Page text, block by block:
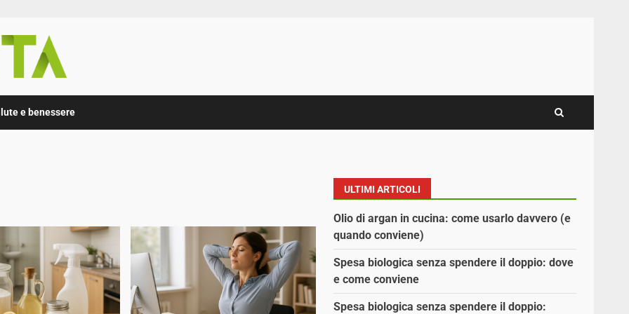
e benessere
ULTIMI ARTICOLI
Olio di argan in cucina: come usarlo davvero (e
quando conviene)
Spesa biologica senza spendere il doppio: dove
e come conviene
Spesa biologica senza spendere il doppio: